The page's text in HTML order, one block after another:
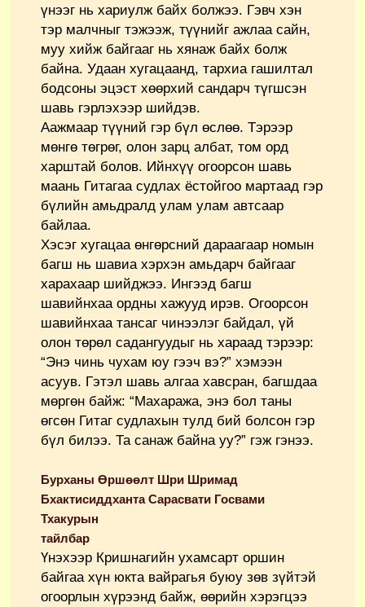
үнээг нь хариулж байх болжээ. Гэвч хэн
тэр малчныг тэжээж, түүнийг ажлаа сайн,
муу хийж байгааг нь хянаж байх болж
байна. Удаан хугацаанд, тархиа гашилтал
бодсоны эцэст хөөрхий сандарч түгшсэн
шавь гэрлэхээр шийдэв.
Аажмаар түүний гэр бүл өслөө. Тэрээр
мөнгө төгрөг, олон зарц албат, том орд
харштай болов. Ийнхүү огоорсон шавь
маань Гитагаа судлах ёстойгоо мартаад гэр
бүлийн амьдралд улам улам автсаар
байлаа.
Хэсэг хугацаа өнгөрсний дараагаар номын
багш нь шавиа хэрхэн амьдарч байгааг
харахаар шийджээ. Ингээд багш
шавийнхаа ордны хажууд ирэв. Огоорсон
шавийнхаа тансаг чинээлэг байдал, үй
олон төрөл садангуудыг нь хараад тэрээр:
“Энэ чинь чухам юу гээч вэ?” хэмээн
асуув. Гэтэл шавь алгаа хавсран, багшдаа
мөргөн байж: “Махаража, энэ бол таны
өгсөн Гитаг судлахын тулд бий болсон гэр
бүл билээ. Та санаж байна уу?” гэж гэнээ.
Бурханы Өршөөлт Шри Шримад
Бхактисиддханта Сарасвати Госвами
Тхакурын
тайлбар
Үнэхээр Кришнагийн ухамсарт оршин
байгаа хүн юкта вайрагья буюу зөв зүйтэй
огоорлын хүрээнд байж, өөрийн хэрэгцээ